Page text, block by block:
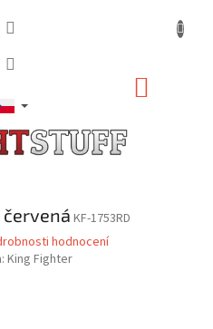
KF-1753RD
hodnocení
King Fighter